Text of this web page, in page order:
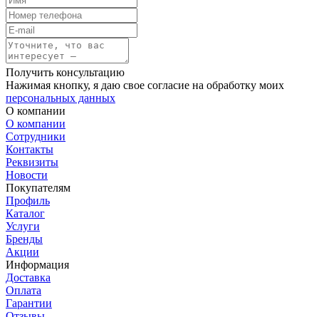
Получить консультацию
Нажимая кнопку, я даю свое согласие на обработку моих
персональных данных
О компании
О компании
Сотрудники
Контакты
Реквизиты
Новости
Покупателям
Профиль
Каталог
Услуги
Бренды
Акции
Информация
Доставка
Оплата
Гарантии